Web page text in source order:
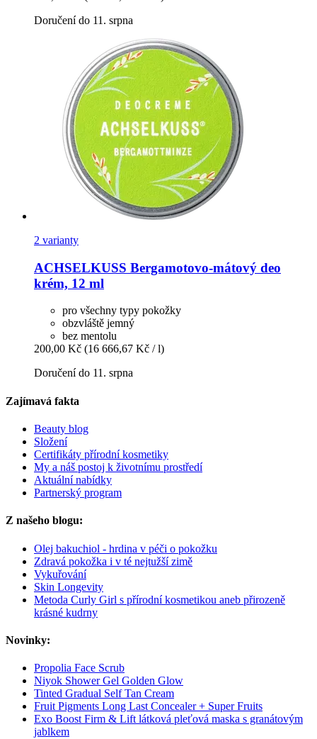
Doručení do 11. srpna
2 varianty
ACHSELKUSS Bergamotovo-​mátový deo
krém, 12 ml
pro všechny typy pokožky
obzvláště jemný
bez mentolu
200,00 Kč (16 666,67 Kč / l)
Doručení do 11. srpna
Zajímavá fakta
Beauty blog
Složení
Certifikáty přírodní kosmetiky
My a náš postoj k životnímu prostředí
Aktuální nabídky
Partnerský program
Z našeho blogu:
Olej bakuchiol - hrdina v péči o pokožku
Zdravá pokožka i v té nejtužší zimě
Vykuřování
Skin Longevity
Metoda Curly Girl s přírodní kosmetikou aneb přirozeně
krásné kudrny
Novinky:
Propolia Face Scrub
Niyok Shower Gel Golden Glow
Tinted Gradual Self Tan Cream
Fruit Pigments Long Last Concealer + Super Fruits
Exo Boost Firm & Lift látková pleťová maska s granátovým
jablkem